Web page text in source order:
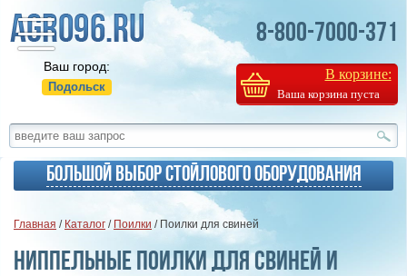
Ваш город:
Подольск
8-800-7000-371
В корзине:
Ваша корзина пуста
Большой выбор стойлового оборудования
Главная / Каталог / Поилки / Поилки для свиней
Ниппельные поилки для свиней и